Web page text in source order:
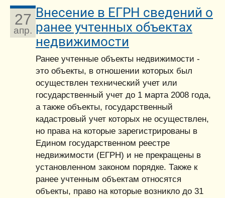
27
апр.
Внесение в ЕГРН сведений о
ранее учтенных объектах
недвижимости
Ранее учтенные объекты недвижимости -
это объекты, в отношении которых был
осуществлен технический учет или
государственный учет до 1 марта 2008 года,
а также объекты, государственный
кадастровый учет которых не осуществлен,
но права на которые зарегистрированы в
Едином государственном реестре
недвижимости (ЕГРН) и не прекращены в
установленном законом порядке. Также к
ранее учтенным объектам относятся
объекты, право на которые возникло до 31